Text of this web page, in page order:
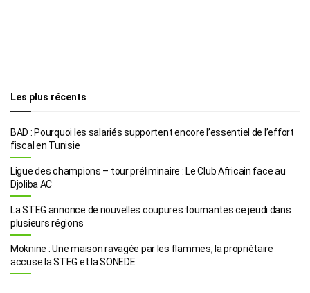
Les plus récents
BAD : Pourquoi les salariés supportent encore l’essentiel de l’effort
fiscal en Tunisie
Ligue des champions – tour préliminaire : Le Club Africain face au
Djoliba AC
La STEG annonce de nouvelles coupures tournantes ce jeudi dans
plusieurs régions
Moknine : Une maison ravagée par les flammes, la propriétaire
accuse la STEG et la SONEDE